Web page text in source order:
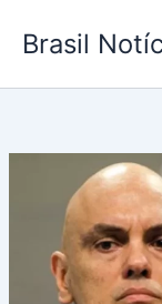
para
conteúdo
Brasil